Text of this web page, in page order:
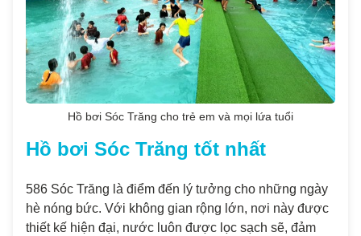
Hồ bơi Sóc Trăng cho trẻ em và mọi lứa tuổi
Hồ bơi Sóc Trăng tốt nhất
586 Sóc Trăng là điểm đến lý tưởng cho những ngày
hè nóng bức. Với không gian rộng lớn, nơi này được
thiết kế hiện đại, nước luôn được lọc sạch sẽ, đảm